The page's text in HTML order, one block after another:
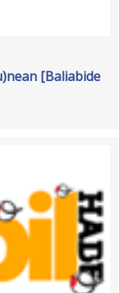
[Baliabide